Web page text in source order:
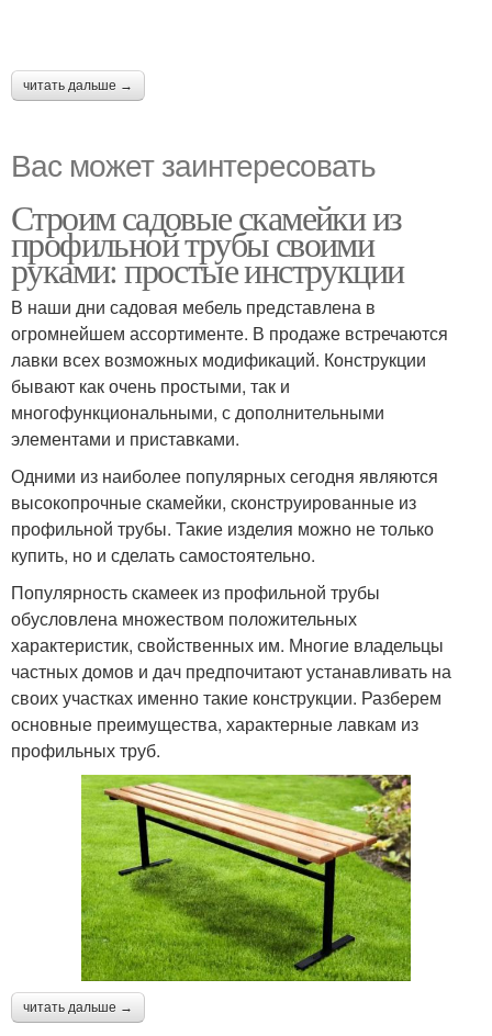
читать дальше →
Вас может заинтересовать
Строим садовые скамейки из
профильной трубы своими
руками: простые инструкции
В наши дни садовая мебель представлена в
огромнейшем ассортименте. В продаже встречаются
лавки всех возможных модификаций. Конструкции
бывают как очень простыми, так и
многофункциональными, с дополнительными
элементами и приставками.
Одними из наиболее популярных сегодня являются
высокопрочные скамейки, сконструированные из
профильной трубы. Такие изделия можно не только
купить, но и сделать самостоятельно.
Популярность скамеек из профильной трубы
обусловлена множеством положительных
характеристик, свойственных им. Многие владельцы
частных домов и дач предпочитают устанавливать на
своих участках именно такие конструкции. Разберем
основные преимущества, характерные лавкам из
профильных труб.
читать дальше →